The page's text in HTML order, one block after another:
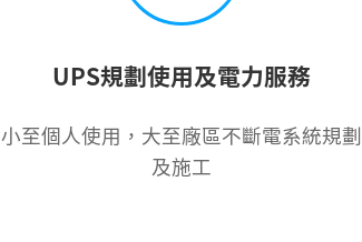
UPS規劃使用及電力服務
小至個人使用，大至廠區不斷電系統規劃
及施工